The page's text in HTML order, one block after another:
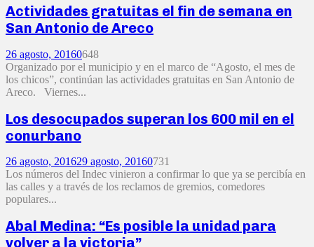
Actividades gratuitas el fin de semana en
San Antonio de Areco
26 agosto, 20160648
Organizado por el municipio y en el marco de “Agosto, el mes de
los chicos”, continúan las actividades gratuitas en San Antonio de
Areco. Viernes...
Los desocupados superan los 600 mil en el
conurbano
26 agosto, 201629 agosto, 20160731
Los números del Indec vinieron a confirmar lo que ya se percibía en
las calles y a través de los reclamos de gremios, comedores
populares...
Abal Medina: “Es posible la unidad para
volver a la victoria”